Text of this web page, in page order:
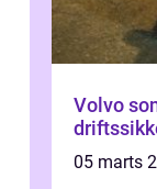
Volvo
05 marts